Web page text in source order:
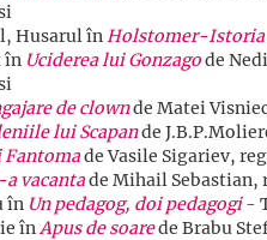
Husarul înHolstomer-Istoria
în Uciderea lui Gonzagode
de clownde Matei
lui Scapande
Fantomade Vasile Sigariev,
a vacantade Mihail Sebastian,
în Un pedagog, doi pedagogi-
înApus de soarede Brabu